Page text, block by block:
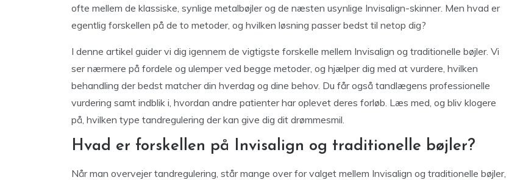
ofte mellem de klassiske, synlige metalbøjler og de næsten usynlige Invisalign-skinner. Men hvad er
egentlig forskellen på de to metoder, og hvilken løsning passer bedst til netop dig?
I denne artikel guider vi dig igennem de vigtigste forskelle mellem Invisalign og traditionelle bøjler. Vi
ser nærmere på fordele og ulemper ved begge metoder, og hjælper dig med at vurdere, hvilken
behandling der bedst matcher din hverdag og dine behov. Du får også tandlægens professionelle
vurdering samt indblik i, hvordan andre patienter har oplevet deres forløb. Læs med, og bliv klogere
på, hvilken type tandregulering der kan give dig dit drømmesmil.
Hvad er forskellen på Invisalign og traditionelle bøjler?
Når man overvejer tandregulering, står mange over for valget mellem Invisalign og traditionelle bøjler,